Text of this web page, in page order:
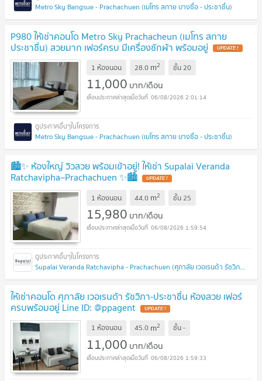
Metro Sky Bangsue - Prachachuen (เมโทร สกาย บางซื่อ - ประชาชื่น)
P980 ให้เช่าคอนโด Metro Sky Prachacheun (เมโทร สกาย
ประชาชื่น) สวยมาก เฟอร์ครบ มีเครื่องซักผ้า พร้อมอยู่
1 ห้องนอน 28.0 m2 ชั้น20
11,000 บาท/เดือน
06/08/2026 2:01:14
Metro Sky Bangsue - Prachachuen (เมโทร สกาย บางซื่อ - ประชาชื่น)
🏙️✨ ห้องใหญ่ วิวสวย พร้อมเข้าอยู่! ให้เช่า Supalai Veranda
Ratchavipha–Prachachuen ✨🏙️
1 ห้องนอน 44.0 m2 ชั้น25
15,980 บาท/เดือน
06/08/2026 1:59:54
Supalai Veranda Ratchavipha - Prachachuen (ศุภาลัย เวอเรนด้า รัชวิภา - ประชาชื่น)
ให้เช่าคอนโด ศุภาลัย เวอเรนด้า รัชวิภา-ประชาชื่น ห้องสวย เฟอร์
ครบพร้อมอยู่ Line ID: @ppagent
1 ห้องนอน 45.0 m2 ชั้น-
11,000 บาท/เดือน
06/08/2026 1:59:33